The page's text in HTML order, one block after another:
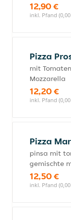
12,90 €
inkl. Pfand
Pizza
mit
Mozzarella
12,20 €
inkl. Pfand
Pizza
pinsa mit
gemischte
12,50 €
inkl. Pfand